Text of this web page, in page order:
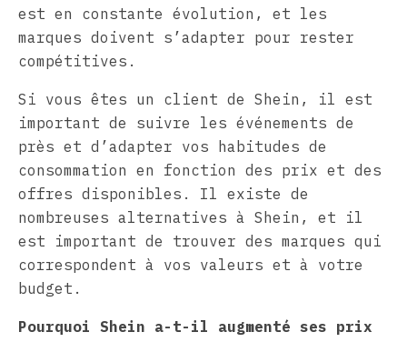
est en constante évolution, et les
marques doivent s’adapter pour rester
compétitives.
Si vous êtes un client de Shein, il est
important de suivre les événements de
près et d’adapter vos habitudes de
consommation en fonction des prix et des
offres disponibles. Il existe de
nombreuses alternatives à Shein, et il
est important de trouver des marques qui
correspondent à vos valeurs et à votre
budget.
Pourquoi Shein a-t-il augmenté ses prix